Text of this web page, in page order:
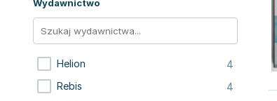
Wydawnictwo
Helion 4
Rebis 4